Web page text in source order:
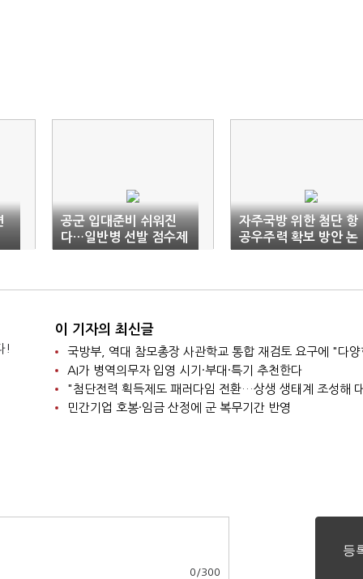
공군 입대준비 쉬워진
다…일반병 선발 점수제
폐지
자주국방 위한 첨단 항
공우주력 확보 방안 논
의
!
이 기자의 최신글
AI가 병역의무자 입영 시기·부대·특기 추천한다
민간기업 호봉·임금 산정에 군 복무기간 반영
0 /300